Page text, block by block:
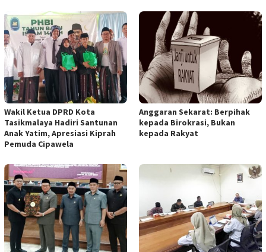
Wakil Ketua DPRD Kota
Tasikmalaya Hadiri Santunan
Anak Yatim, Apresiasi Kiprah
Pemuda Cipawela
Anggaran Sekarat: Berpihak
kepada Birokrasi, Bukan
kepada Rakyat